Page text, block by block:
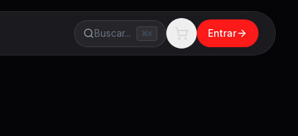
Buscar... K Entrar